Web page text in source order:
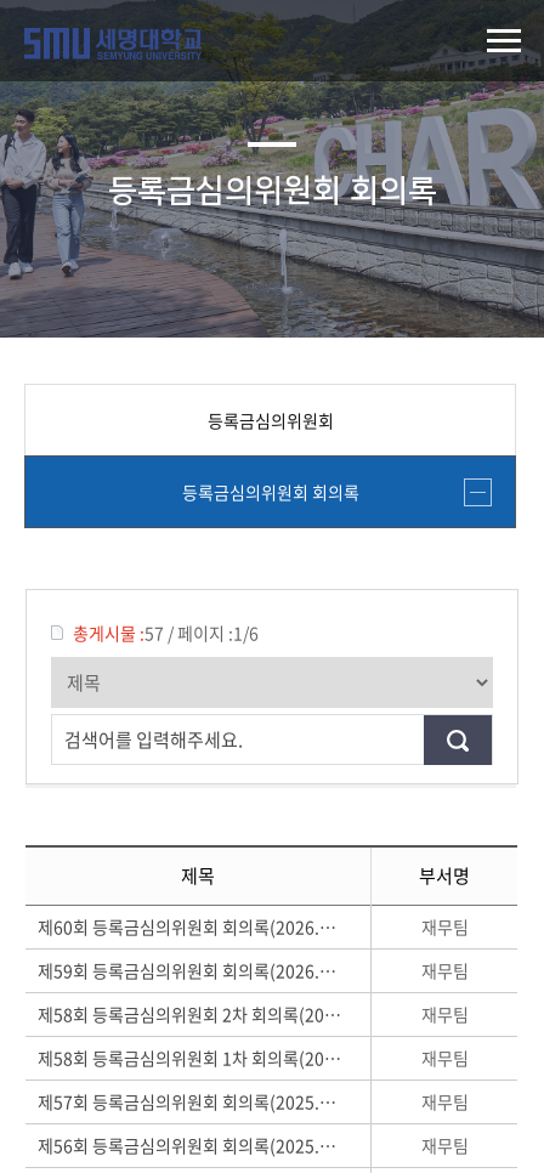
등록금심의위원회 회의록
등록금심의위원회
등록금심의위원회 회의록
총게시물 :57 /페이지 :1/6
검색어를 입력해주세요.
제목 부서명
제60회 등록금심의위원회 회의록(2026.05.07)
재무팀
제59회 등록금심의위원회 회의록(2026.01.28)
재무팀
제58회 등록금심의위원회 2차 회의록(2026.01.26)
재무팀
제58회 등록금심의위원회 1차 회의록(2026.01.22)
재무팀
제57회 등록금심의위원회 회의록(2025.08.21)
재무팀
제56회 등록금심의위원회 회의록(2025.05.08)
재무팀